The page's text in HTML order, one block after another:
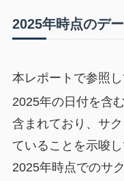
2025年時点のデ
本レポートで参照
2025年の日付を含
含まれており、サ
ていることを示唆
2025年時点でのサ